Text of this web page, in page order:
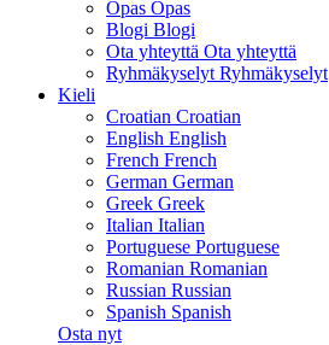
Opas Opas
Blogi Blogi
Ota yhteyttä Ota yhteyttä
Ryhmäkyselyt Ryhmäkyselyt
Kieli
Croatian Croatian
English English
French French
German German
Greek Greek
Italian Italian
Portuguese Portuguese
Romanian Romanian
Russian Russian
Spanish Spanish
Osta nyt